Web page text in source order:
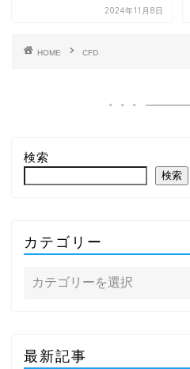
2024年11月8日
HOME CFD
検索
検索
カテゴリー
最新記事